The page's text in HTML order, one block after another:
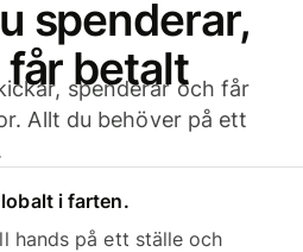
spenderar,
betalt
spenderar och får
Allt du behöver på ett
i farten.
hands på ett ställe och